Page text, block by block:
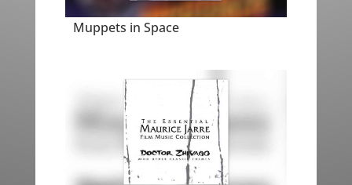
Muppets in Space